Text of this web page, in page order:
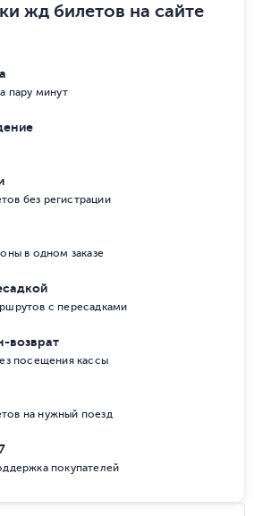
жд билетов на сайте
пару минут
без регистрации
в одном заказе
с пересадками
возврат
посещения кассы
на нужный поезд
покупателей